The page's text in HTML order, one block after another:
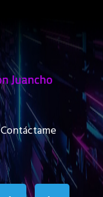
Contáctame